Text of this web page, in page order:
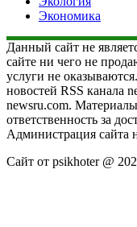
Экономика
Данный сайт не
сайте ни чего не
услуги не
новостей RSS канала
newsru.com.
ответственность за
Администрация сайта
Сайт от psikhoter @